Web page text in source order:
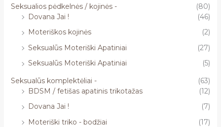
Seksualios pėdkelnės / kojinės -
(80)
Dovana Jai !
(46)
Moteriškos kojinės
(2)
Seksualūs Moteriški Apatiniai
(27)
Seksualūs Moteriški Apatiniai
(5)
Seksualūs komplektėliai -
(63)
BDSM / fetišas apatinis trikotažas
(12)
Dovana Jai !
(7)
Moteriški triko - bodžiai
(17)